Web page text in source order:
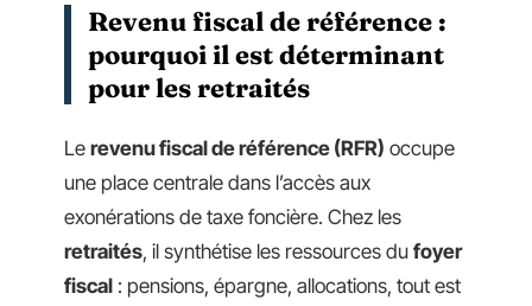
Revenu fiscal de référence :
pourquoi il est déterminant
pour les retraités
Le revenu fiscal de référence (RFR) occupe
une place centrale dans l’accès aux
exonérations de taxe foncière. Chez les
retraités, il synthétise les ressources du foyer
fiscal : pensions, épargne, allocations, tout est